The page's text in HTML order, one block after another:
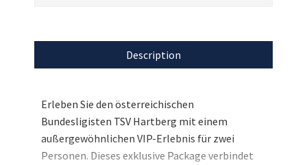
Description
Erleben Sie den österreichischen
Bundesligisten TSV Hartberg mit einem
außergewöhnlichen VIP-Erlebnis für zwei
Personen. Dieses exklusive Package verbindet